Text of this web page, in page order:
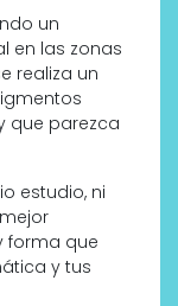
un
en las zonas
realiza un
que parezca
estudio, ni
forma que
y tus